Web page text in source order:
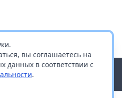
вы соглашаетесь на
данных в соответствии с
.